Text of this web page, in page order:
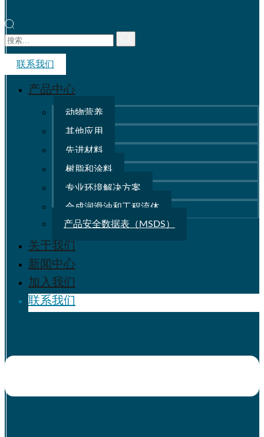
联系我们
产品中心
动物营养
其他应用
先进材料
树脂和涂料
专业环境解决方案
合成润滑油和工程流体
产品安全数据表（MSDS）
关于我们
新闻中心
加入我们
联系我们